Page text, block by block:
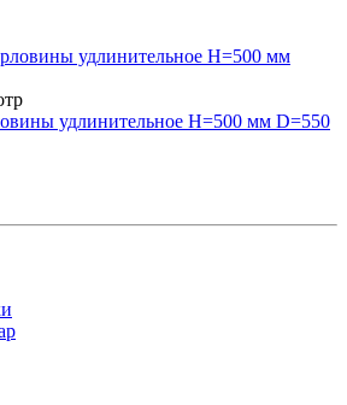
удлинительное H=500 мм D=550